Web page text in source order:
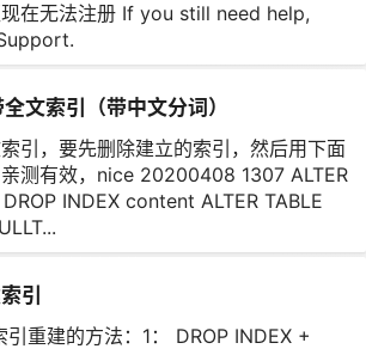
在无法注册 If you still need help,
文索引（带中文分词）
引，要先删除建立的索引，然后用下面
测有效，nice 20200408 1307 ALTER
INDEX content ALTER TABLE
引
重建的方法：1： DROP INDEX +